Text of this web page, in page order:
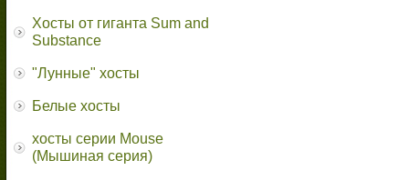
Хосты от гиганта Sum and
Substance
"Лунные" хосты
Белые хосты
хосты серии Mouse
(Мышиная серия)